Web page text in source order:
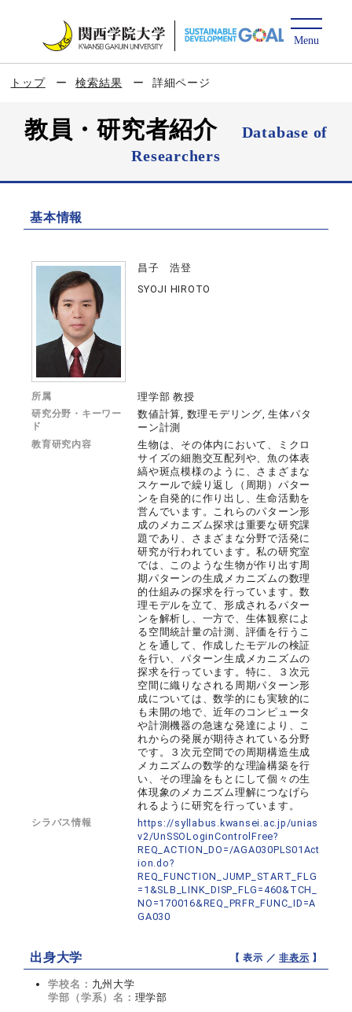
トップ 検索結果 詳細ページ
教員・研究者紹介
Database of
Researchers
基本情報
昌子 浩登
SYOJI HIROTO
所属 理学部 教授
研究分野・キーワー
ド
数値計算, 数理モデリング, 生体パタ
ーン計測
教育研究内容
生物は、その体内において、ミクロ
サイズの細胞交互配列や、魚の体表
縞や斑点模様のように、さまざまな
スケールで繰り返し（周期）パター
ンを自発的に作り出し、生命活動を
営んでいます。これらのパターン形
成のメカニズム探求は重要な研究課
題であり、さまざまな分野で活発に
研究が行われています。私の研究室
では、このような生物が作り出す周
期パターンの生成メカニズムの数理
的仕組みの探求を行っています。数
理モデルを立て、形成されるパター
ンを解析し、一方で、生体観察によ
る空間統計量の計測、評価を行うこ
とを通して、作成したモデルの検証
を行い、パターン生成メカニズムの
探求を行っています。特に、３次元
空間に織りなされる周期パターン形
成については、数学的にも実験的に
も未開の地で、近年のコンピュータ
や計測機器の急速な発達により、こ
れからの発展が期待されている分野
です。３次元空間での周期構造生成
メカニズムの数学的な理論構築を行
い、その理論をもとにして個々の生
体現象のメカニズム理解につなげら
れるように研究を行っています。
シラバス情報
https://syllabus.kwansei.ac.jp/unias
v2/UnSSOLoginControlFree?
REQ_ACTION_DO=/AGA030PLS01Act
ion.do?
REQ_FUNCTION_JUMP_START_FLG
=1&SLB_LINK_DISP_FLG=460&TCH_
NO=170016&REQ_PRFR_FUNC_ID=A
GA030
出身大学 【 表示 ／非表示 】
学校名： 九州大学
学部（学系）名： 理学部